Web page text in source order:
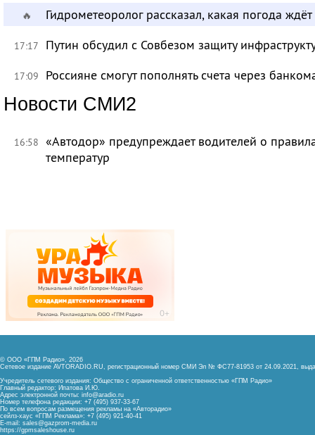
🔥 Гидрометеоролог рассказал, какая погода
17:17 Путин обсудил с Совбезом защиту
17:09 Россияне смогут пополнять счета через
Новости СМИ2
16:58 «Автодор» предупреждает водителей о
температур
© ООО «ГПМ Радио», 2026
Сетевое издание AVTORADIO.RU, регистрационный номер СМИ Эл № ФС77-81953 от 24.09.2021,
Учредитель сетевого издания: Общество с ограниченной ответственностью «ГПМ Радио»
Главный редактор: Ипатова И.Ю.
Адрес электронной почты: info@aradio.ru
Номер телефона редакции: +7 (495) 937-33-67
По всем вопросам размещения рекламы на «Авторадио»
сейлз-хаус «ГПМ Реклама»: +7 (495) 921-40-41
E-mail: sales@gazprom-media.ru
https://gpmsaleshouse.ru